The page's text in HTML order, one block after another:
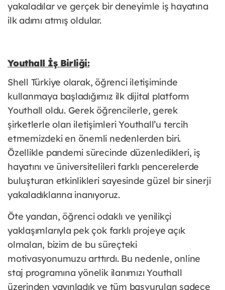
yakaladılar ve gerçek bir deneyimle iş hayatına
ilk adımı atmış oldular.
Youthall İş Birliği:
Shell Türkiye olarak, öğrenci iletişiminde
kullanmaya başladığımız ilk dijital platform
Youthall oldu. Gerek öğrencilerle, gerek
şirketlerle olan iletişimleri Youthall’u tercih
etmemizdeki en önemli nedenlerden biri.
Özellikle pandemi sürecinde düzenledikleri, iş
hayatını ve üniversitelileri farklı pencerelerde
buluşturan etkinlikleri sayesinde güzel bir sinerji
yakaladıklarına inanıyoruz.
Öte yandan, öğrenci odaklı ve yenilikçi
yaklaşımlarıyla pek çok farklı projeye açık
olmaları, bizim de bu süreçteki
motivasyonumuzu arttırdı. Bu nedenle, online
staj programına yönelik ilanımızı Youthall
üzerinden yayınladık ve tüm başvuruları sadece